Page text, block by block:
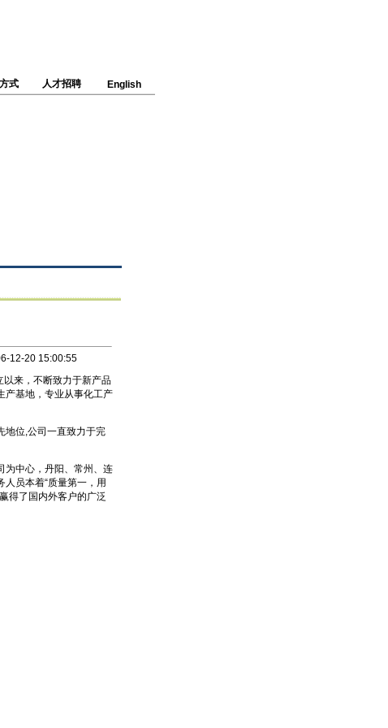
式 人才招聘 English
12-20 15:00:55
来，不断致力于新产品
产基地，专业从事化工产
地位,公司一直致力于完
为中心，丹阳、常州、连
员本着“质量第一，用
得了国内外客户的广泛